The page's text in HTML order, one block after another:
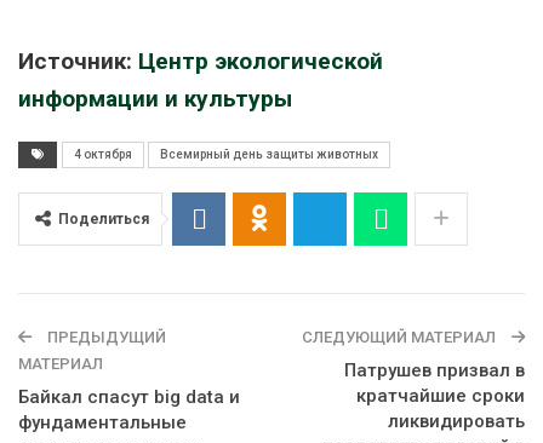
Источник: Центр экологической
информации и культуры
4 октября Всемирный день защиты животных
Поделиться
ПРЕДЫДУЩИЙ
МАТЕРИАЛ
Байкал спасут big data и
фундаментальные
СЛЕДУЮЩИЙ МАТЕРИАЛ
Патрушев призвал в
кратчайшие сроки
ликвидировать